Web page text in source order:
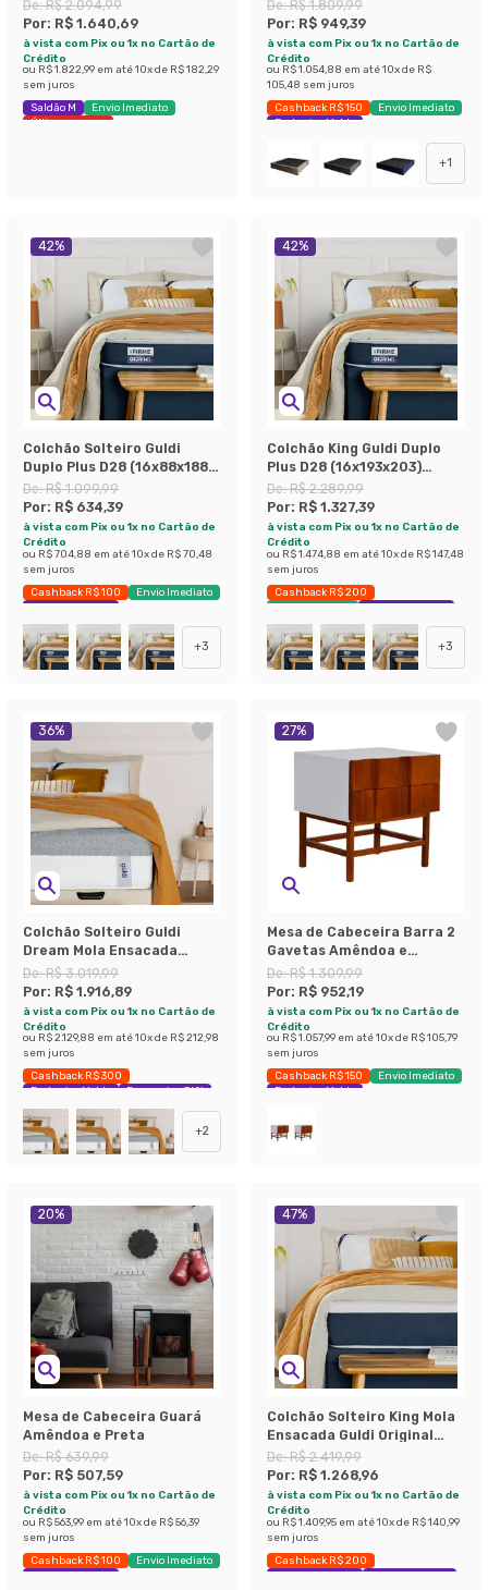
Branco 90 cm
De:R$ 2.094,99
Por: R$ 1.640,69
à vista com Pix ou 1x no Cartão de
Crédito
ou R$ 1.822,99 em até10x de R$ 182,29
sem juros
Saldão M
Envio Imediato
Últimas peças
De:R$ 1.809,99
Por: R$ 949,39
à vista com Pix ou 1x no Cartão de
Crédito
ou R$ 1.054,88 em até10x de R$
105,48 sem juros
Cashback R$ 150
Envio Imediato
Exclusivo Mobly
+1
42%
Colchão Solteiro Guldi
Duplo Plus D28 (16x88x188)
Branco e Azul
De:R$ 1.099,99
Por: R$ 634,39
à vista com Pix ou 1x no Cartão de
Crédito
ou R$ 704,88 em até10x de R$ 70,48
sem juros
Cashback R$ 100
Envio Imediato
Exclusivo Mobly
+3
42%
Colchão King Guldi Duplo
Plus D28 (16x193x203)
Branco e Azul
De:R$ 2.289,99
Por: R$ 1.327,39
à vista com Pix ou 1x no Cartão de
Crédito
ou R$ 1.474,88 em até10x de R$ 147,48
sem juros
Cashback R$ 200
Envio Imediato
Exclusivo Mobly
+3
36%
Colchão Solteiro Guldi
Dream Mola Ensacada
(30x88x188) Cinza e Branco
De:R$ 3.019,99
Por: R$ 1.916,89
à vista com Pix ou 1x no Cartão de
Crédito
ou R$ 2.129,88 em até10x de R$ 212,98
sem juros
Cashback R$ 300
Exclusivo Mobly
Economize 36%
+2
27%
Mesa de Cabeceira Barra 2
Gavetas Amêndoa e
Branca.
De:R$ 1.309,99
Por: R$ 952,19
à vista com Pix ou 1x no Cartão de
Crédito
ou R$ 1.057,99 em até10x de R$ 105,79
sem juros
Cashback R$ 150
Envio Imediato
Exclusivo Mobly
20%
Mesa de Cabeceira Guará
Amêndoa e Preta
De:R$ 639,99
Por: R$ 507,59
à vista com Pix ou 1x no Cartão de
Crédito
ou R$ 563,99 em até10x de R$ 56,39
sem juros
Cashback R$ 100
Envio Imediato
Exclusivo Mobly
47%
Colchão Solteiro King Mola
Ensacada Guldi Original
Macio (25x96x203) Azul e
Branco
De:R$ 2.419,99
Por: R$ 1.268,96
à vista com Pix ou 1x no Cartão de
Crédito
ou R$ 1.409,95 em até10x de R$ 140,99
sem juros
Cashback R$ 200
Exclusivo Mobly
Economize 47%